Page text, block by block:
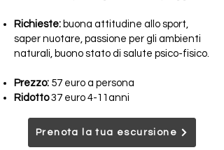
Richieste: buona attitudine allo sport,
saper nuotare, passione per gli ambienti
naturali, buono stato di salute psico-fisico.
Prezzo: 57 euro a persona
Ridotto37 euro 4-11anni
Prenota la tua escursione